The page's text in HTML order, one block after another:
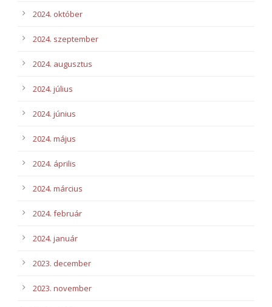
2024. október
2024. szeptember
2024. augusztus
2024. július
2024. június
2024. május
2024. április
2024. március
2024. február
2024. január
2023. december
2023. november